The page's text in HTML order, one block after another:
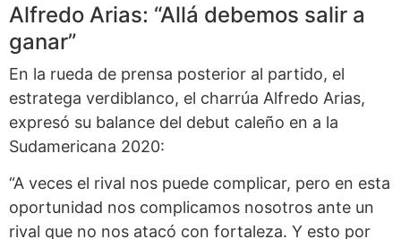
Alfredo Arias: “Allá debemos salir a
ganar”
En la rueda de prensa posterior al partido, el
estratega verdiblanco, el charrúa Alfredo Arias,
expresó su balance del debut caleño en a la
Sudamericana 2020:
“A veces el rival nos puede complicar, pero en esta
oportunidad nos complicamos nosotros ante un
rival que no nos atacó con fortaleza. Y esto por